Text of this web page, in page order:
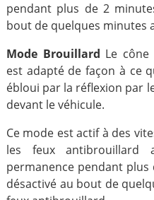
pendant plus de 2
bout de quelques minutes
Mode Brouillard Le
est adapté de façon à ce
ébloui par la réflexion par
devant le véhicule.
Ce mode est actif à des
les feux antibrouillard
permanence pendant plus
désactivé au bout de